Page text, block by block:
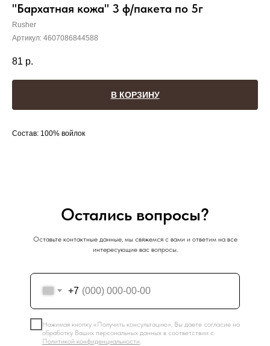
"Бархатная кожа" 3 ф/пакета по 5г
Rusher
Артикул: 4607086844588
81 р.
В КОРЗИНУ
Состав: 100% войлок
Остались вопросы?
Оставьте контактные данные, мы свяжемся с вами и ответим на все
интересующие вас вопросы.
+7
Нажимая кнопку «Получить консультацию», Вы даете согласие на
обработку Ваших персональных данных в соответствии с
Политикой конфиденциальности